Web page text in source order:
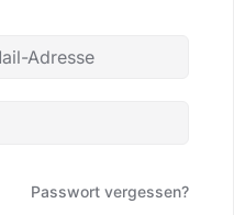
Passwort vergessen?